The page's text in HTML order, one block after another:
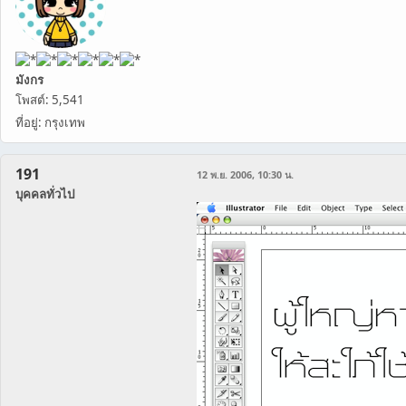
มังกร
โพสต์: 5,541
ที่อยู่: กรุงเทพ
191
บุคคลทั่วไป
12 พ.ย. 2006, 10:30 น.